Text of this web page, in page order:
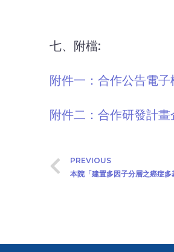
七、附檔:
附件一：合作公告電子
附件二：合作研發計畫
PREVIOUS
本院「建置多因子分層之癌症